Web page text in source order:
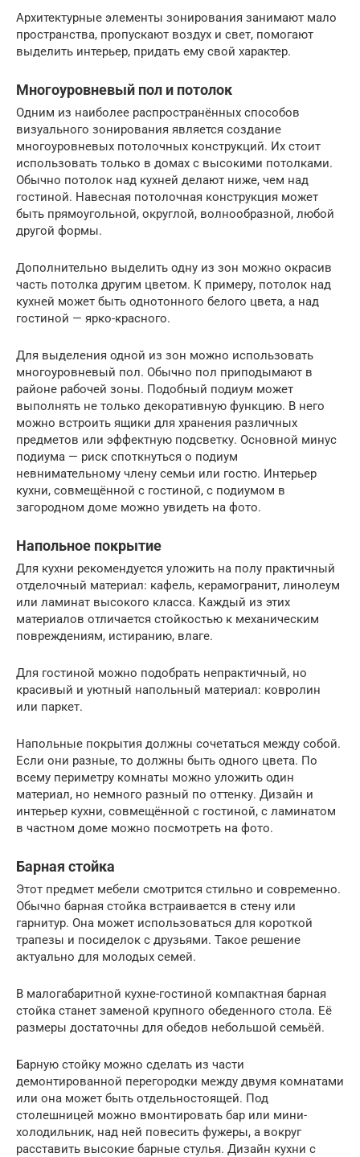
Архитектурные элементы зонирования занимают мало
пространства, пропускают воздух и свет, помогают
выделить интерьер, придать ему свой характер.
Многоуровневый пол и потолок
Одним из наиболее распространённых способов
визуального зонирования является создание
многоуровневых потолочных конструкций. Их стоит
использовать только в домах с высокими потолками.
Обычно потолок над кухней делают ниже, чем над
гостиной. Навесная потолочная конструкция может
быть прямоугольной, округлой, волнообразной, любой
другой формы.
Дополнительно выделить одну из зон можно окрасив
часть потолка другим цветом. К примеру, потолок над
кухней может быть однотонного белого цвета, а над
гостиной — ярко-красного.
Для выделения одной из зон можно использовать
многоуровневый пол. Обычно пол приподымают в
районе рабочей зоны. Подобный подиум может
выполнять не только декоративную функцию. В него
можно встроить ящики для хранения различных
предметов или эффектную подсветку. Основной минус
подиума — риск споткнуться о подиум
невнимательному члену семьи или гостю. Интерьер
кухни, совмещённой с гостиной, с подиумом в
загородном доме можно увидеть на фото.
Напольное покрытие
Для кухни рекомендуется уложить на полу практичный
отделочный материал: кафель, керамогранит, линолеум
или ламинат высокого класса. Каждый из этих
материалов отличается стойкостью к механическим
повреждениям, истиранию, влаге.
Для гостиной можно подобрать непрактичный, но
красивый и уютный напольный материал: ковролин
или паркет.
Напольные покрытия должны сочетаться между собой.
Если они разные, то должны быть одного цвета. По
всему периметру комнаты можно уложить один
материал, но немного разный по оттенку. Дизайн и
интерьер кухни, совмещённой с гостиной, с ламинатом
в частном доме можно посмотреть на фото.
Барная стойка
Этот предмет мебели смотрится стильно и современно.
Обычно барная стойка встраивается в стену или
гарнитур. Она может использоваться для короткой
трапезы и посиделок с друзьями. Такое решение
актуально для молодых семей.
В малогабаритной кухне-гостиной компактная барная
стойка станет заменой крупного обеденного стола. Её
размеры достаточны для обедов небольшой семьёй.
Барную стойку можно сделать из части
демонтированной перегородки между двумя комнатами
или она может быть отдельностоящей. Под
столешницей можно вмонтировать бар или мини-
холодильник, над ней повесить фужеры, а вокруг
расставить высокие барные стулья. Дизайн кухни с